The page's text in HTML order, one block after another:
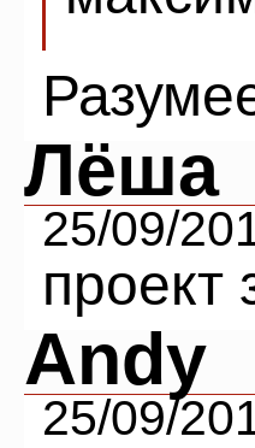
Лёша
25/09/
проект
Andy
25/09/